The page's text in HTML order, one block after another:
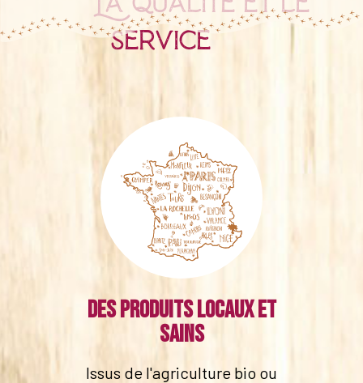
service
Des produits locaux et
sains
Issus de l'agriculture bio ou